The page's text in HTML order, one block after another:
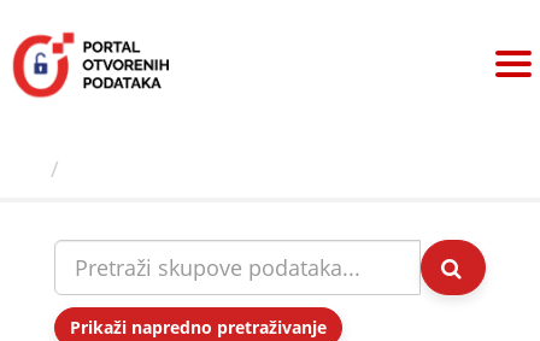
sadržaj
Prikaži napredno pretraživanje